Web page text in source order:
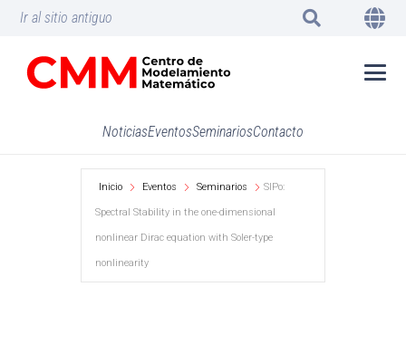
Ir al sitio antiguo
NoticiasEventosSeminariosContacto
Inicio Eventos Seminarios SIPo:
Spectral Stability in the one-dimensional
nonlinear Dirac equation with Soler-type
nonlinearity